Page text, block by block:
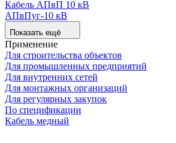
Кабель АПвП 10 кВ
АПвПуг-10 кВ
Показать ещё
Применение
Для строительства объектов
Для промышленных предприятий
Для внутренних сетей
Для монтажных организаций
Для регулярных закупок
По спецификации
Кабель медный